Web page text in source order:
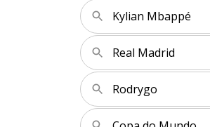
Kylian Mbappé
Real Madrid
Rodrygo